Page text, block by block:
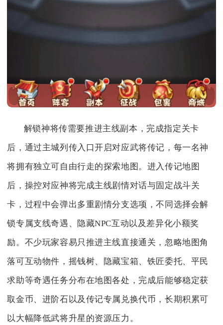
解锁神将传需要推进主线副本，完成指定关卡
后，通过主城列传入口开启对应武将传记，每一名神
将拥有独立可自由行走的探索地图。进入传记地图
后，操控对应神将完成主线剧情对话与固定战斗关
卡，过程中会弹出多重剧情分支选项，不同选择会解
锁专属支线奇遇、隐藏NPC互动以及差异化小额奖
励。不少玩家容易只推进主线直接通关，忽略地图角
落可互动物件，摇钱树、隐藏宝箱、铁匠委托、平民
求助等奇遇任务分布在地图各处，完成后能够稳定获
取金币、进阶石以及传记专属兑换代币，长期积累可
以大幅降低武将升星的资源压力。